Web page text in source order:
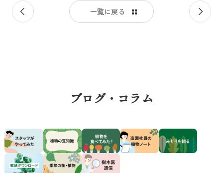
前
の
一覧に戻る
次
の
ブログ・コラム